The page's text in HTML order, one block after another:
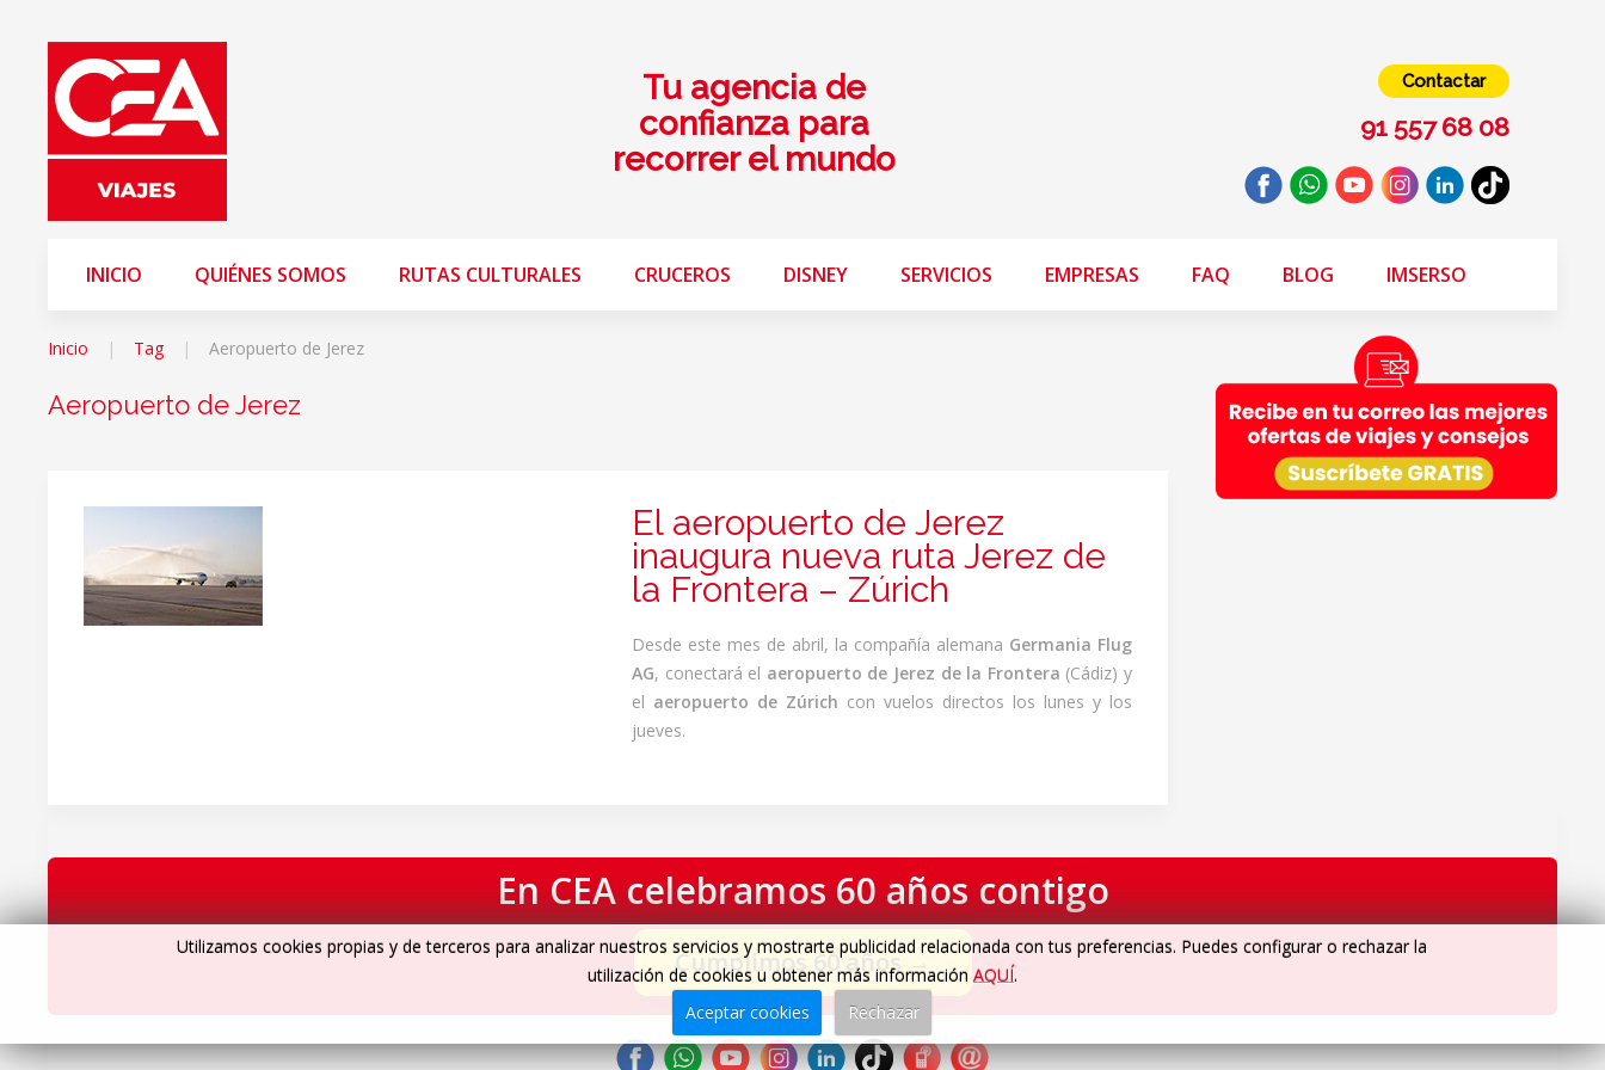
Tu agencia de
confianza para
recorrer el mundo
Contactar
91 557 68 08
INICIO QUIÉNES SOMOS RUTAS CULTURALES CRUCEROS DISNEY SERVICIOS EMPRESAS FAQ BLOG IMSERSO
Inicio Tag Aeropuerto de Jerez
Aeropuerto de Jerez
El aeropuerto de Jerez
inaugura nueva ruta Jerez de
la Frontera – Zúrich
Desde este mes de abril, la compañía alemana Germania Flug
AG, conectará el aeropuerto de Jerez de la Frontera (Cádiz) y
el aeropuerto de Zúrich con vuelos directos los lunes y los
jueves.
En CEA celebramos 60 años contigo
Cumplimos 60 años→
Utilizamos cookies propias y de terceros para analizar nuestros servicios y mostrarte publicidad relacionada con tus preferencias. Puedes configurar o rechazar la
utilización de cookies u obtener más información AQUÍ.
Aceptar cookies
Rechazar